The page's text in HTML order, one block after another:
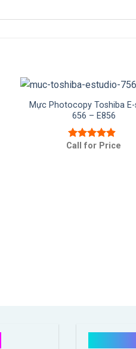
Mực Photocopy Toshiba
656 – E856
Được xếp
Call for Price